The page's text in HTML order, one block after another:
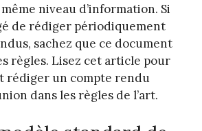
niveau d’information. Si
de rédiger périodiquement
sachez que ce document
règles. Lisez cet article pour
rédiger un compte rendu
dans les règles de l’art.